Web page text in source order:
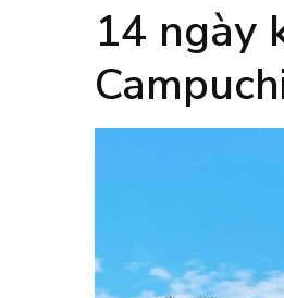
14 ngày